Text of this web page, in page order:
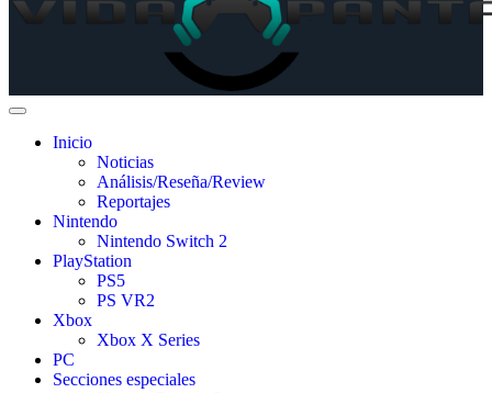
Inicio
Noticias
Análisis/Reseña/Review
Reportajes
Nintendo
Nintendo Switch 2
PlayStation
PS5
PS VR2
Xbox
Xbox X Series
PC
Secciones especiales